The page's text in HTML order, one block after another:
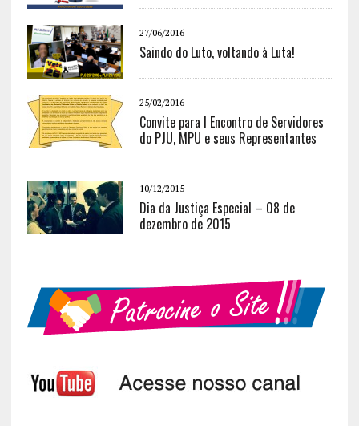
27/06/2016
Saindo do Luto, voltando à Luta!
25/02/2016
Convite para I Encontro de Servidores
do PJU, MPU e seus Representantes
10/12/2015
Dia da Justiça Especial – 08 de
dezembro de 2015